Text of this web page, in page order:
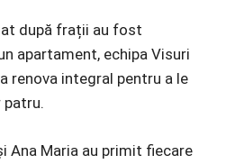
după frații au fost
apartament, echipa Visuri
renova integral pentru a le
patru.
Ana Maria au primit fiecare